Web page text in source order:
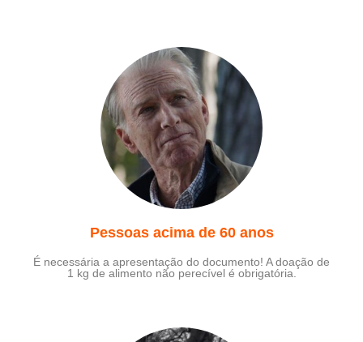
Pessoas acima de 60 anos
É necessária a apresentação do documento! A doação de
1 kg de alimento não perecível é obrigatória.